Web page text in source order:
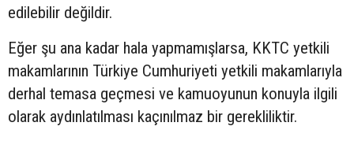
edilebilir değildir.
Eğer şu ana kadar hala yapmamışlarsa, KKTC yetkili
makamlarının Türkiye Cumhuriyeti yetkili makamlarıyla
derhal temasa geçmesi ve kamuoyunun konuyla ilgili
olarak aydınlatılması kaçınılmaz bir gerekliliktir.